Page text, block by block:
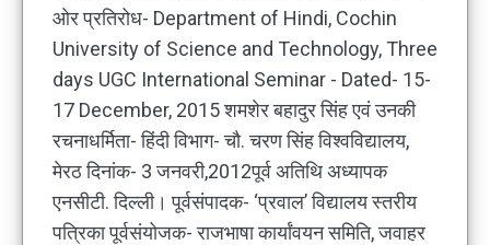
ओर प्रतिरोध- Department of Hindi, Cochin
University of Science and Technology, Three
days UGC International Seminar - Dated- 15-
17 December, 2015 शमशेर बहादुर सिंह एवं उनकी
रचनाधर्मिता- हिंदी विभाग- चौ. चरण सिंह विश्वविद्यालय,
मेरठ दिनांक- 3 जनवरी,2012पूर्व अतिथि अध्यापक
एनसीटी. दिल्ली। पूर्वसंपादक- ‘प्रवाल’ विद्यालय स्तरीय
पत्रिका पूर्वसंयोजक- राजभाषा कार्यांवयन समिति, जवाहर